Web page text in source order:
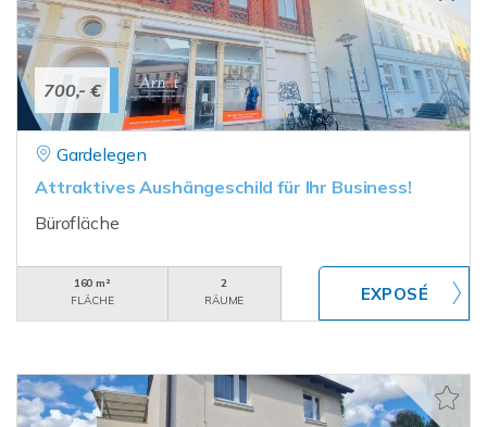
700,- €
Gardelegen
Attraktives Aushängeschild für Ihr Business!
Bürofläche
160 m²
FLÄCHE
2
RÄUME